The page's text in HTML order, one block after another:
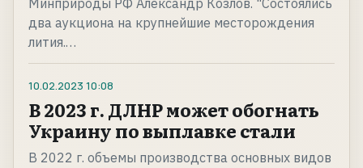
Минприроды РФ Александр Козлов. "Состоялись
два аукциона на крупнейшие месторождения
лития.…
10.02.2023 10:08
В 2023 г. ДЛНР может обогнать
Украину по выплавке стали
В 2022 г. объемы производства основных видов